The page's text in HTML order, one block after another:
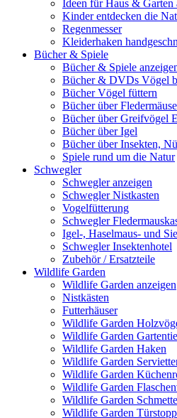
Ideen für Haus & Garten
Kinder entdecken die
Regenmesser
Kleiderhaken
Bücher & Spiele
Bücher & Spiele
Bücher & DVDs Vögel
Bücher Vögel füttern
Bücher über Fledermäuse
Bücher über Greifvögel
Bücher über Igel
Bücher über Insekten,
Spiele rund um die Natur
Schwegler
Schwegler anzeigen
Schwegler Nistkasten
Vogelfütterung
Schwegler
Igel-, Haselmaus- und
Schwegler Insektenhotel
Zubehör / Ersatzteile
Wildlife Garden
Wildlife Garden anzeigen
Nistkästen
Futterhäuser
Wildlife Garden
Wildlife Garden
Wildlife Garden Haken
Wildlife Garden
Wildlife Garden
Wildlife Garden
Wildlife Garden
Wildlife Garden